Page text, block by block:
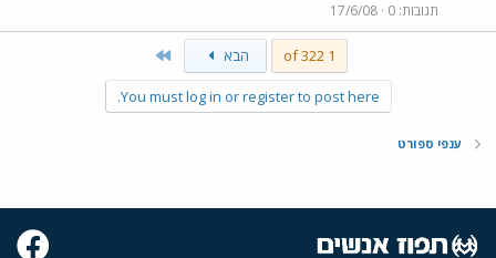
תגובות 0
17/6/08
1 of 322 הבא
You must log in or register to post here.
ענפי ספורט